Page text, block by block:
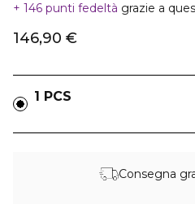
146 punti fedeltà grazie a
146,90 €
1 PCS
Consegna